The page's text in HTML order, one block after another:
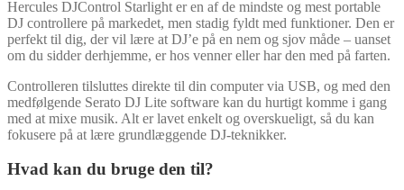
Hercules DJControl Starlight er en af de mindste og mest portable
DJ controllere på markedet, men stadig fyldt med funktioner. Den er
perfekt til dig, der vil lære at DJ’e på en nem og sjov måde – uanset
om du sidder derhjemme, er hos venner eller har den med på farten.
Controlleren tilsluttes direkte til din computer via USB, og med den
medfølgende Serato DJ Lite software kan du hurtigt komme i gang
med at mixe musik. Alt er lavet enkelt og overskueligt, så du kan
fokusere på at lære grundlæggende DJ-teknikker.
Hvad kan du bruge den til?